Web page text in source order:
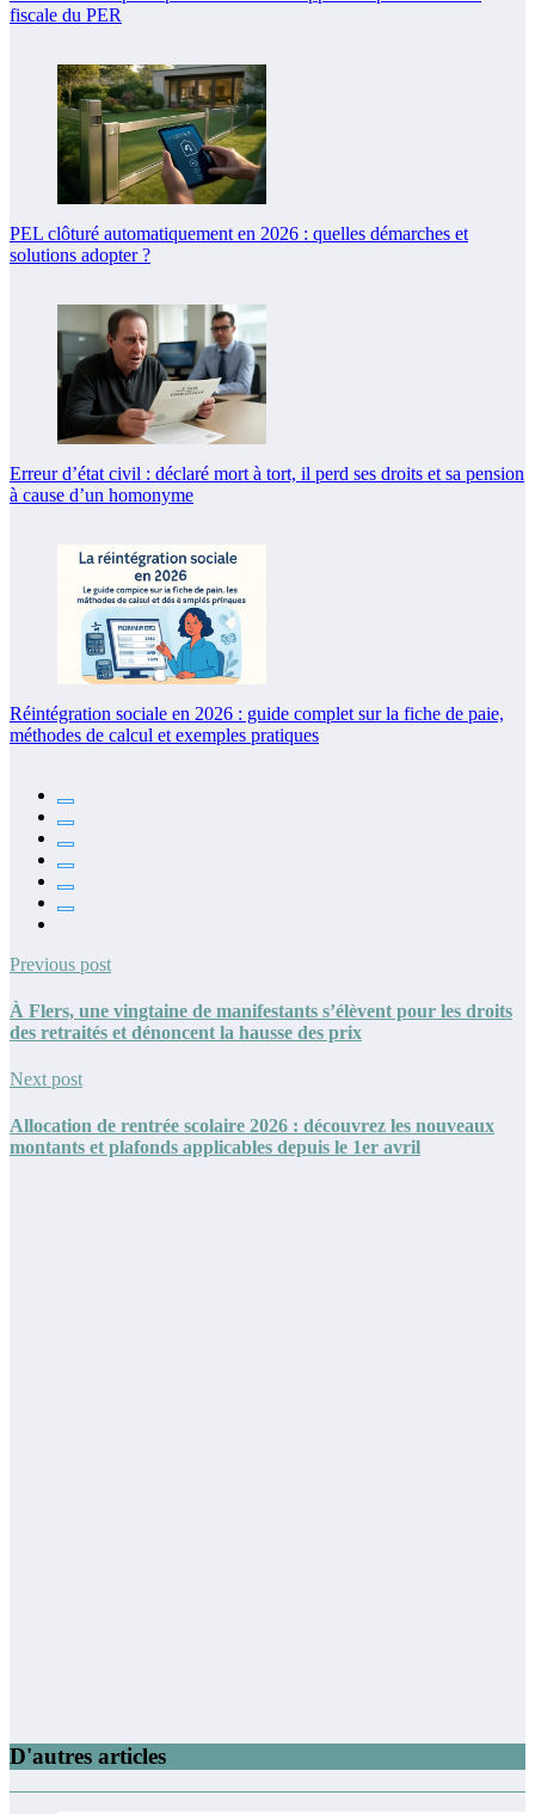
fiscale du PER
PEL clôturé automatiquement en 2026 : quelles démarches et
solutions adopter ?
Erreur d’état civil : déclaré mort à tort, il perd ses droits et sa pension
à cause d’un homonyme
Réintégration sociale en 2026 : guide complet sur la fiche de paie,
méthodes de calcul et exemples pratiques
Previous post
À Flers, une vingtaine de manifestants s’élèvent pour les droits
des retraités et dénoncent la hausse des prix
Next post
Allocation de rentrée scolaire 2026 : découvrez les nouveaux
montants et plafonds applicables depuis le 1er avril
D'autres articles